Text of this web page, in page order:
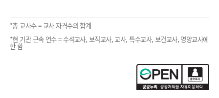
*총 교사수 = 교사 자격수의 합계
*현 기관 근속 연수 = 수석교사, 보직교사, 교사, 특수교사, 보건교사, 영양교사에
한 함